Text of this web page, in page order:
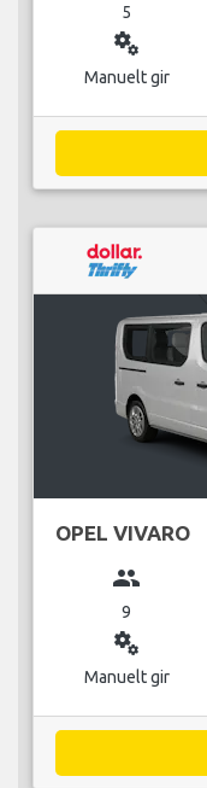
5
miscellaneous_services
Manuelt gir
OPEL VIVARO
group
9
miscellaneous_services
Manuelt gir